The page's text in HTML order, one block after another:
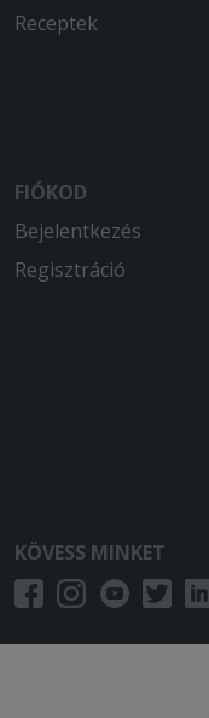
Receptek
FIÓKOD
Bejelentkezés
Regisztráció
KÖVESS MINKET